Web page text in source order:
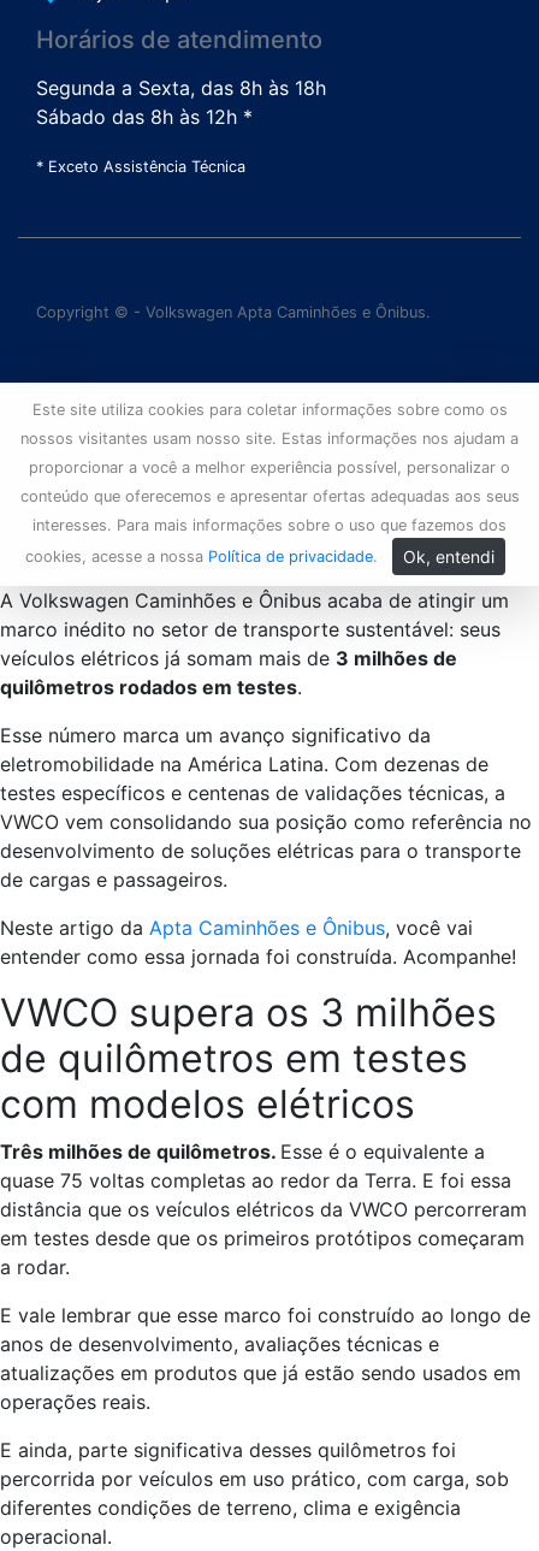
Horários de atendimento
Segunda a Sexta, das 8h às 18h
Sábado das 8h às 12h *
* Exceto Assistência Técnica
Copyright © - Volkswagen Apta Caminhões e Ônibus.
Este site utiliza cookies para coletar informações sobre como os
nossos visitantes usam nosso site. Estas informações nos ajudam a
proporcionar a você a melhor experiência possível, personalizar o
conteúdo que oferecemos e apresentar ofertas adequadas aos seus
interesses. Para mais informações sobre o uso que fazemos dos
cookies, acesse a nossa Política de privacidade. Ok, entendi
A Volkswagen Caminhões e Ônibus acaba de atingir um
marco inédito no setor de transporte sustentável: seus
veículos elétricos já somam mais de 3 milhões de
quilômetros rodados em testes.
Esse número marca um avanço significativo da
eletromobilidade na América Latina. Com dezenas de
testes específicos e centenas de validações técnicas, a
VWCO vem consolidando sua posição como referência no
desenvolvimento de soluções elétricas para o transporte
de cargas e passageiros.
Neste artigo da Apta Caminhões e Ônibus, você vai
entender como essa jornada foi construída. Acompanhe!
VWCO supera os 3 milhões
de quilômetros em testes
com modelos elétricos
Três milhões de quilômetros. Esse é o equivalente a
quase 75 voltas completas ao redor da Terra. E foi essa
distância que os veículos elétricos da VWCO percorreram
em testes desde que os primeiros protótipos começaram
a rodar.
E vale lembrar que esse marco foi construído ao longo de
anos de desenvolvimento, avaliações técnicas e
atualizações em produtos que já estão sendo usados em
operações reais.
E ainda, parte significativa desses quilômetros foi
percorrida por veículos em uso prático, com carga, sob
diferentes condições de terreno, clima e exigência
operacional.